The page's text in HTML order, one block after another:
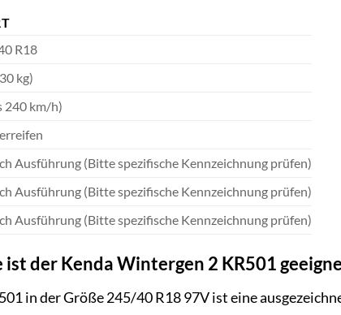
R18
kg)
240 km/h)
Ausführung (Bitte spezifische Kennzeichnung prüfen)
Ausführung (Bitte spezifische Kennzeichnung prüfen)
Ausführung (Bitte spezifische Kennzeichnung prüfen)
ist der Kenda Wintergen 2 KR501
in der Größe 245/40 R18 97V ist eine